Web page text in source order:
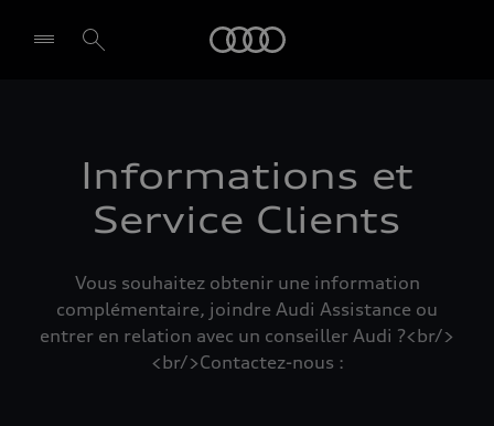
Informations et
Service Clients
Vous souhaitez obtenir une information
complémentaire, joindre Audi Assistance ou
entrer en relation avec un conseiller Audi ?<br/>
<br/>Contactez-nous :